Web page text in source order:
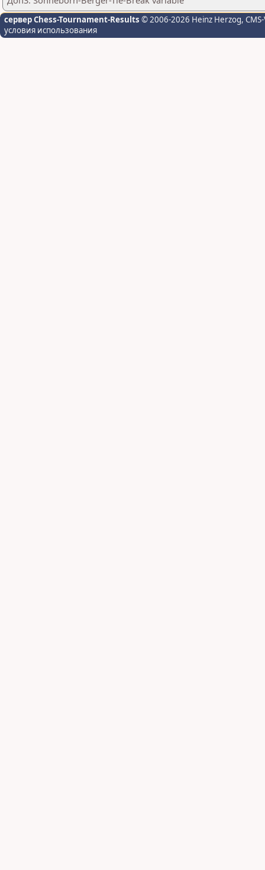
сервер Chess-Tournament-Results © 2006-2026 Heinz Herzog,
условия использования